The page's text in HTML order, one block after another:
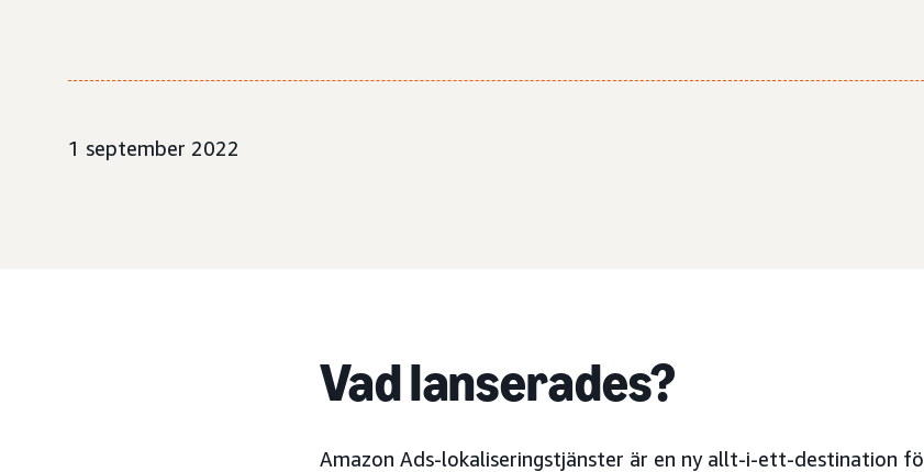
1 september 2022
Vad lanserades?
Amazon Ads-lokaliseringstjänster är en ny allt-i-ett-destination